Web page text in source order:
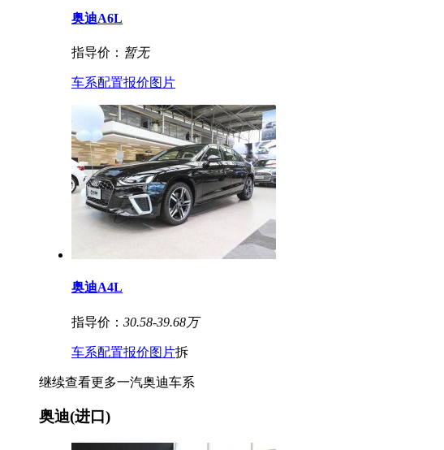
奥迪A6L
指导价： 暂无
车系配置报价图片
奥迪A4L
指导价： 30.58-39.68万
车系配置报价图片拆
继续查看更多一汽奥迪车系
奥迪(进口)